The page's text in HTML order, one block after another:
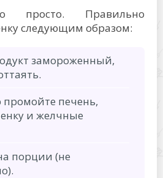
просто. Правильно
следующим образом:
замороженный,
печень,
и желчные
порции (не